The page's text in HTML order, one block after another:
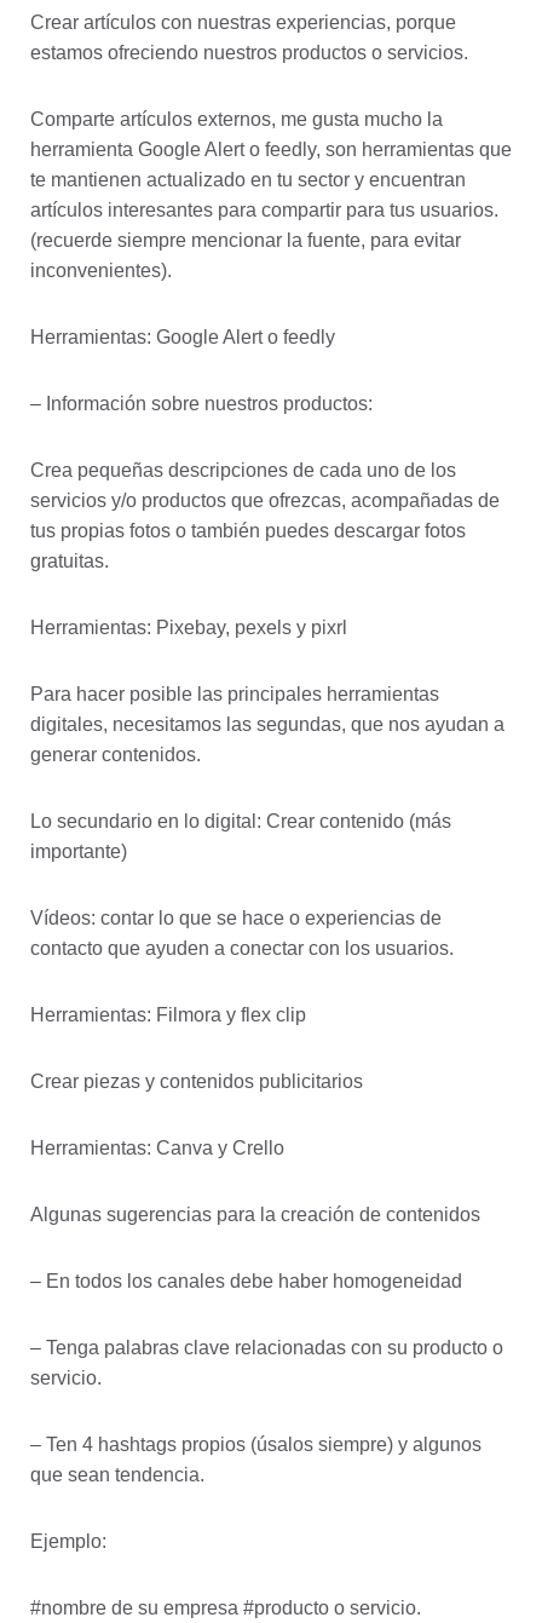
Crear artículos con nuestras experiencias, porque
estamos ofreciendo nuestros productos o servicios.
Comparte artículos externos, me gusta mucho la
herramienta Google Alert o feedly, son herramientas que
te mantienen actualizado en tu sector y encuentran
artículos interesantes para compartir para tus usuarios.
(recuerde siempre mencionar la fuente, para evitar
inconvenientes).
Herramientas: Google Alert o feedly
– Información sobre nuestros productos:
Crea pequeñas descripciones de cada uno de los
servicios y/o productos que ofrezcas, acompañadas de
tus propias fotos o también puedes descargar fotos
gratuitas.
Herramientas: Pixebay, pexels y pixrl
Para hacer posible las principales herramientas
digitales, necesitamos las segundas, que nos ayudan a
generar contenidos.
Lo secundario en lo digital: Crear contenido (más
importante)
Vídeos: contar lo que se hace o experiencias de
contacto que ayuden a conectar con los usuarios.
Herramientas: Filmora y flex clip
Crear piezas y contenidos publicitarios
Herramientas: Canva y Crello
Algunas sugerencias para la creación de contenidos
– En todos los canales debe haber homogeneidad
– Tenga palabras clave relacionadas con su producto o
servicio.
– Ten 4 hashtags propios (úsalos siempre) y algunos
que sean tendencia.
Ejemplo:
#nombre de su empresa #producto o servicio.